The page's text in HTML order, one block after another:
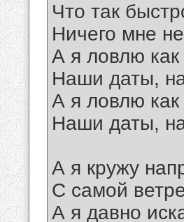
Что так
Ничего мне
А я ловлю как
Наши даты,
А я ловлю как
Наши даты,
А я кружу
С самой
А я давно